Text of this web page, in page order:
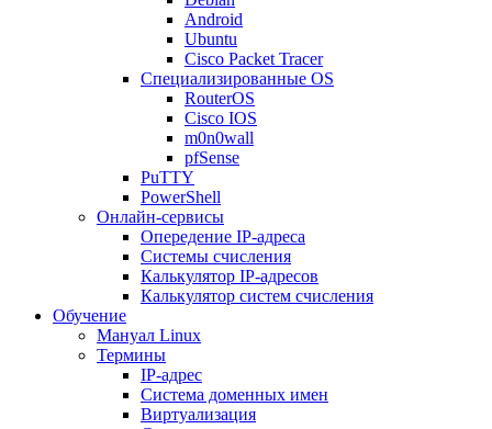
Android
Ubuntu
Cisco Packet Tracer
Специализированные OS
RouterOS
Cisco IOS
m0n0wall
pfSense
PuTTY
PowerShell
Онлайн-сервисы
Опередение IP-адреса
Системы счисления
Калькулятор IP-адресов
Калькулятор систем счисления
Обучение
Мануал Linux
Термины
IP-адрес
Система доменных имен
Виртуализация